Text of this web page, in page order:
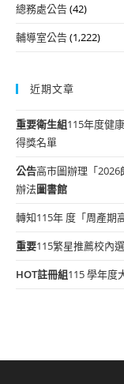
總務處公告(42)
輔導室公告(1,222)
近期文章
重要衛生組115年度健
得獎名單
公告高市圖辦理「
辦法圖書館
轉知115年 度「周產期
重要115繁星推薦校內
HOT註冊組115 學年度